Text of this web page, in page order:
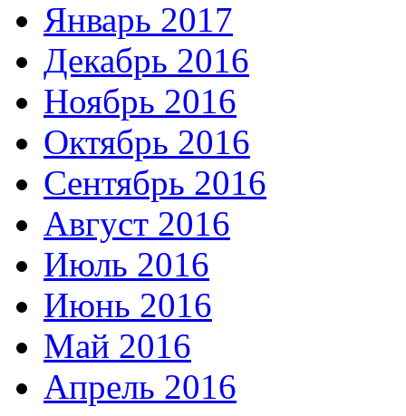
Январь 2017
Декабрь 2016
Ноябрь 2016
Октябрь 2016
Сентябрь 2016
Август 2016
Июль 2016
Июнь 2016
Май 2016
Апрель 2016